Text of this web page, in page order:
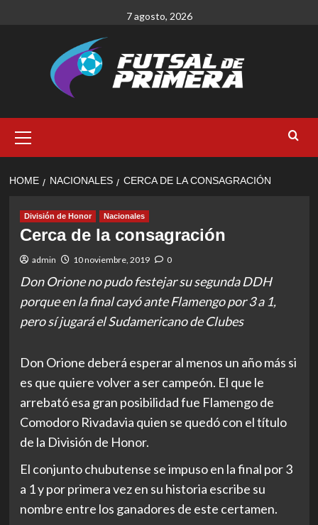
7 agosto, 2026
Menu
HOME NACIONALES CERCA DE LA CONSAGRACIÓN
División de Honor Nacionales
Cerca de la consagración
admin 10 noviembre, 2019 0
Don Orione no pudo festejar su segunda DDH
porque en la final cayó ante Flamengo por 3 a 1,
pero sí jugará el Sudamericano de Clubes
Don Orione deberá esperar al menos un año más si
es que quiere volver a ser campeón. El que le
arrebató esa gran posibilidad fue Flamengo de
Comodoro Rivadavia quien se quedó con el título
de la División de Honor.
El conjunto chubutense se impuso en la final por 3
a 1 y por primera vez en su historia escribe su
nombre entre los ganadores de este certamen.